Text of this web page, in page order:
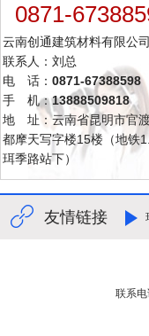
0871-
云南创通建筑材料有限公司
联系人：刘总
电 话： 0871-67388598
手 机：13888509818
地 址：云南省昆明市官
都摩天写字楼15楼（地铁
珥季路站下）
友情链接
联系